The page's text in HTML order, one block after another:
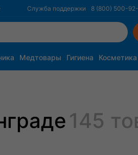
Служба поддержки 8 (800) 500-
Медтовары Гигиена Косметика
Ветаптека
145